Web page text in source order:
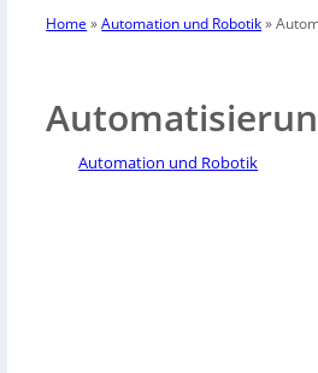
Home »Automation und Robotik»
Automation und Robotik